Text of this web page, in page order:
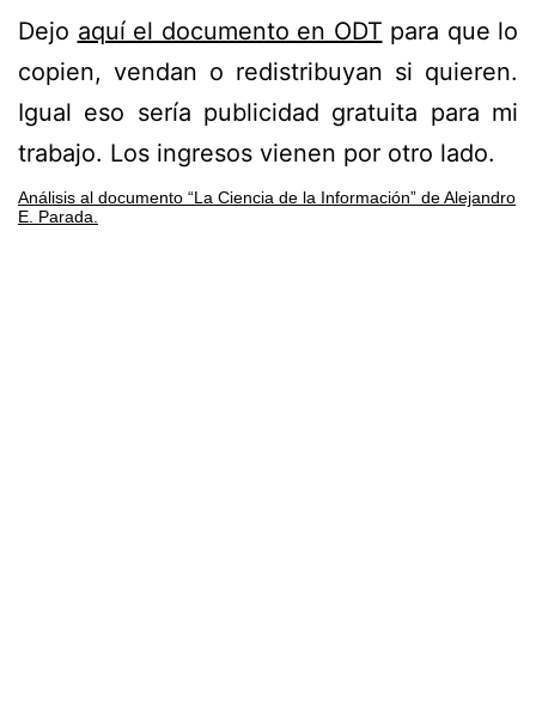
Dejo aquí el documento en ODT para que lo
copien, vendan o redistribuyan si quieren.
Igual eso sería publicidad gratuita para mi
trabajo. Los ingresos vienen por otro lado.
Análisis al documento “La Ciencia de la Información” de Alejandro
E. Parada.